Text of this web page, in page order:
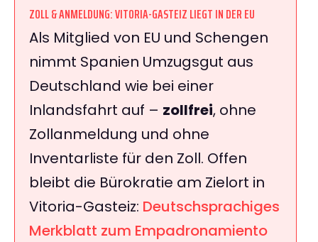
ZOLL & ANMELDUNG: VITORIA-GASTEIZ LIEGT IN DER EU
Als Mitglied von EU und Schengen
nimmt Spanien Umzugsgut aus
Deutschland wie bei einer
Inlandsfahrt auf – zollfrei, ohne
Zollanmeldung und ohne
Inventarliste für den Zoll. Offen
bleibt die Bürokratie am Zielort in
Vitoria-Gasteiz: Deutschsprachiges
Merkblatt zum Empadronamiento